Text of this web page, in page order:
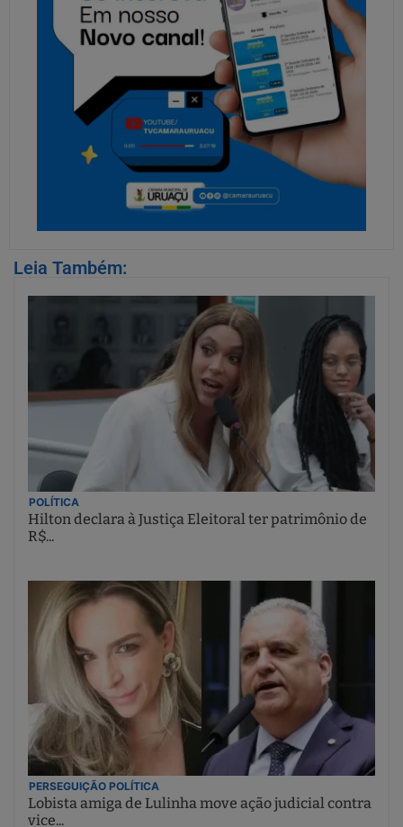
Leia Também:
POLÍTICA
Hilton declara à Justiça Eleitoral ter patrimônio de
R$...
PERSEGUIÇÃO POLÍTICA
Lobista amiga de Lulinha move ação judicial contra
vice...